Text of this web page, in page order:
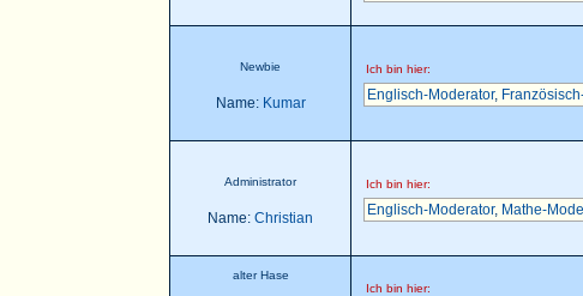
Newbie
Name: Kumar
Ich bin hier:
Englisch-Moderator,
Administrator
Name: Christian
Ich bin hier:
Englisch-Moderator, Mathe-
alter Hase
Ich bin hier: